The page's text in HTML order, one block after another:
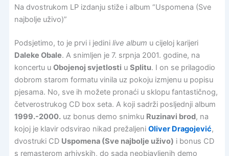
Na dvostrukom LP izdanju stiže i album “Uspomena (Sve
najbolje uživo)”
Podsjetimo, to je prvi i jedini live album u cijeloj karijeri
Daleke Obale. A snimljen je 7. srpnja 2001. godine, na
koncertu u Obojenoj svjetlosti u Splitu. I on se prilagodio
dobrom starom formatu vinila uz pokoju izmjenu u popisu
pjesama. No, sve ih možete pronaći u sklopu fantastičnog,
četverostrukog CD box seta. A koji sadrži posljednji album
1999.-2000.uz bonus demo snimku Ruzinavi brod, na
kojoj je klavir odsvirao nikad prežaljeni Oliver Dragojević,
dvostruki CD Uspomena (Sve najbolje uživo) i bonus CD
s remasterom arhivskih, do sada neobjavljenih demo